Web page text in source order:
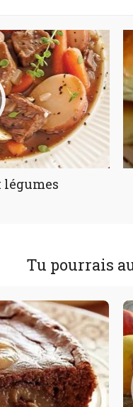
légumes
Tu pourrais